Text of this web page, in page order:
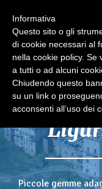
Piccole gemme
Informativa
Questo sito o gli
di cookie necessari al
nella cookie policy. Se
a tutti o ad alcuni
Chiudendo questo
su un link o
acconsenti all’uso dei